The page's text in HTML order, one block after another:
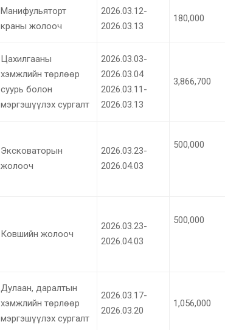
Манифульяторт
краны жолооч
2026.03.12-
2026.03.13
180,000
Цахилгааны
хэмжлийн төрлөөр
суурь болон
мэргэшүүлэх сургалт
2026.03.03-
2026.03.04
2026.03.11-
2026.03.13
3,866,700
Эксковаторын
жолооч
2026.03.23-
2026.04.03
500,000
Ковшийн жолооч
2026.03.23-
2026.04.03
500,000
Дулаан, даралтын
хэмжлийн төрлөөр
мэргэшүүлэх сургалт
2026.03.17-
2026.03.20
1,056,000